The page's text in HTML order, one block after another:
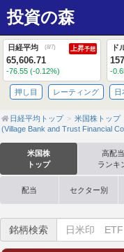
投資の森
日経平均 (8/7) 上昇予想
65,606.71
-76.55 (-0.12%)
ド
-
押し目 レーティング 日
日経平均トップ 米国株トップ
(Village Bank and Trust Financial
米国株
トップ
高配
ランキ
配当 セクター別
銘柄検索